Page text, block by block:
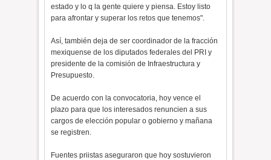
estado y lo q la gente quiere y piensa. Estoy listo
para afrontar y superar los retos que tenemos".
Así, también deja de ser coordinador de la fracción
mexiquense de los diputados federales del PRI y
presidente de la comisión de Infraestructura y
Presupuesto.
De acuerdo con la convocatoria, hoy vence el
plazo para que los interesados renuncien a sus
cargos de elección popular o gobierno y mañana
se registren.
Fuentes priistas aseguraron que hoy sostuvieron